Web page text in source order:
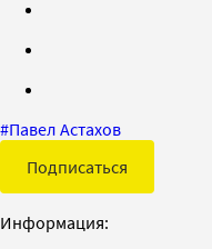
#Павел Астахов
Подписаться
Информация: